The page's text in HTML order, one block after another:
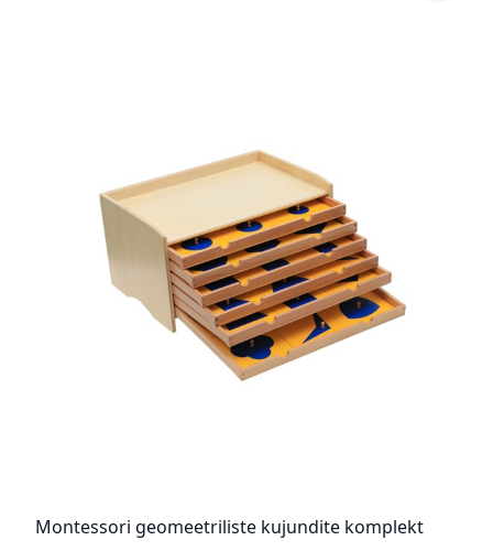
Montessori geomeetriliste kujundite komplekt